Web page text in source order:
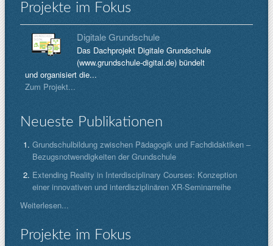
Projekte im Fokus
Digitale Grundschule
Das Dachprojekt Digitale Grundschule
(www.grundschule-digital.de) bündelt
und organisiert die...
Zum Projekt...
Neueste Publikationen
Grundschulbildung zwischen Pädagogik und Fachdidaktiken –
Bezugsnotwendigkeiten der Grundschule
Extending Reality in Interdisciplinary Courses: Konzeption
einer innovativen und interdisziplinären XR-Seminarreihe
Weiterlesen...
Projekte im Fokus